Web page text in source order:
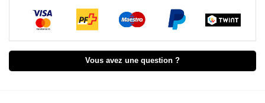
Vous avez une question ?